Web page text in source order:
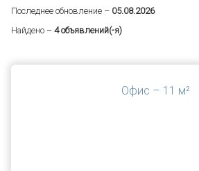
Последнее обновление – 05.08.2026
Найдено – 4 объявлений(-я)
Офис – 11 м²